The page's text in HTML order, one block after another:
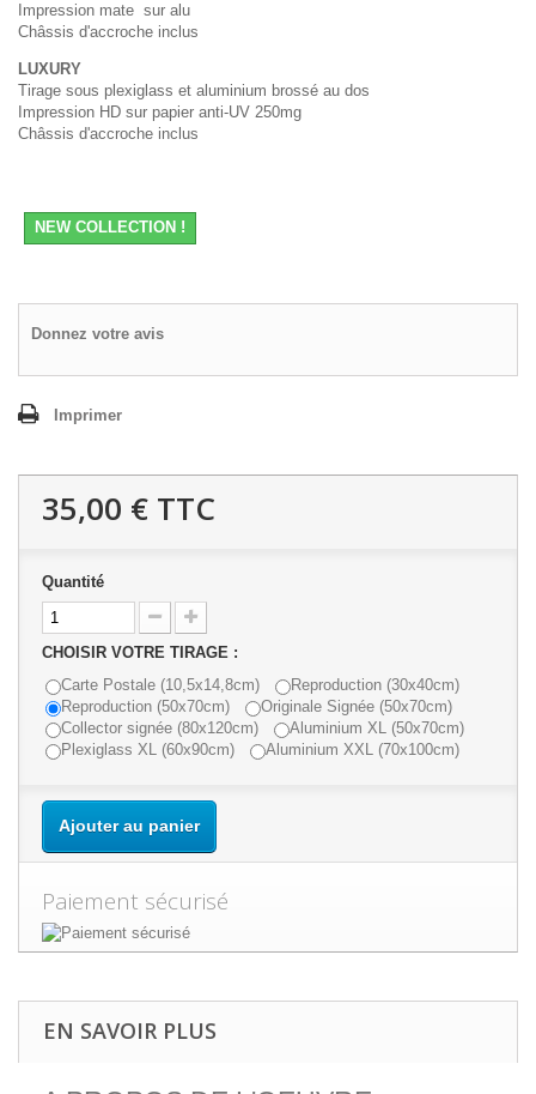
Impression mate sur alu
Châssis d'accroche inclus
LUXURY
Tirage sous plexiglass et aluminium brossé au dos
Impression HD sur papier anti-UV 250mg
Châssis d'accroche inclus
NEW COLLECTION !
Donnez votre avis
Imprimer
35,00 € TTC
Quantité
CHOISIR VOTRE TIRAGE :
Carte Postale (10,5x14,8cm)
Reproduction (30x40cm)
Reproduction (50x70cm)
Originale Signée (50x70cm)
Collector signée (80x120cm)
Aluminium XL (50x70cm)
Plexiglass XL (60x90cm)
Aluminium XXL (70x100cm)
Ajouter au panier
Paiement sécurisé
EN SAVOIR PLUS